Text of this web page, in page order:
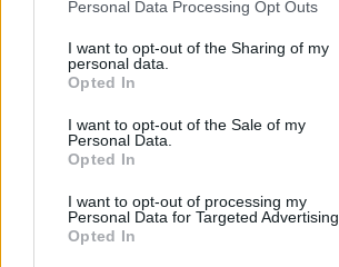
Personal Data Processing Opt Outs
I want to opt-out of the Sharing of my
personal data.
Opted In
I want to opt-out of the Sale of my
Personal Data.
Opted In
I want to opt-out of processing my
Personal Data for Targeted Advertising.
Opted In
Leicht
Cordon Bleu mit Eier und Kren
Leicht